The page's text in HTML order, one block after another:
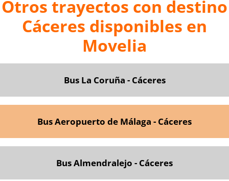
Otros trayectos con destino
Cáceres disponibles en
Movelia
Bus La Coruña - Cáceres
Bus Aeropuerto de Málaga - Cáceres
Bus Almendralejo - Cáceres